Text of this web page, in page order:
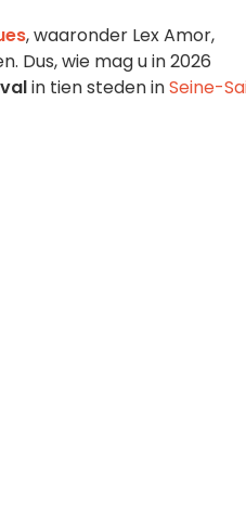
, waaronder Lex Amor,
Dus, wie mag u in 2026
in tien steden inSeine-